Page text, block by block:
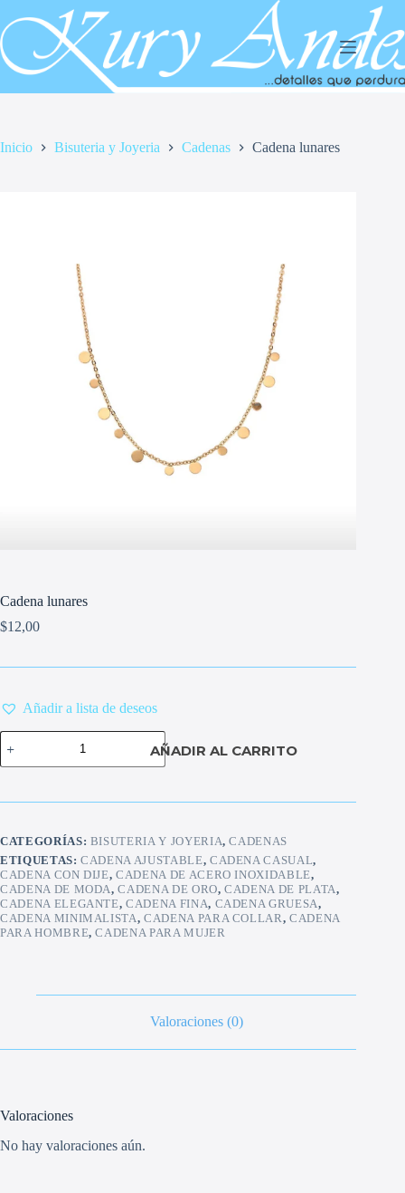
al
contenido
Inicio Bisuteria y Joyeria Cadenas Cadena lunares
Cadena lunares
$12,00
Añadir a lista de deseos
Cadena
lunares
cantidad
AÑADIR AL CARRITO
CATEGORÍAS: BISUTERIA Y JOYERIA,CADENAS
ETIQUETAS:CADENA AJUSTABLE, CADENA CASUAL,
CADENA CON DIJE,CADENA DE ACERO INOXIDABLE,
CADENA DE MODA,CADENA DE ORO,CADENA DE PLATA,
CADENA ELEGANTE,CADENA FINA, CADENA GRUESA,
CADENA MINIMALISTA,CADENA PARA COLLAR,CADENA
PARA HOMBRE,CADENA PARA MUJER
Valoraciones (0)
Valoraciones
No hay valoraciones aún.